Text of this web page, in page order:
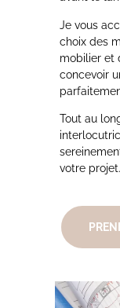
Je vous
choix des
mobilier et
concevoir
Tout au
votre projet.